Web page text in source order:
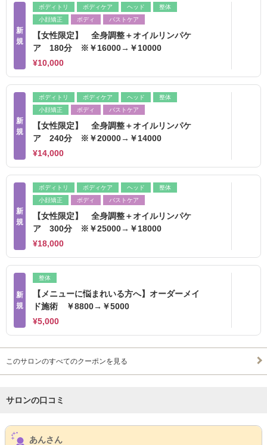
新
規
ボディトリ ボディケア ヘッド
整体
小顔矯正
ボディ バストケア
【女性限定】 全身調整＋オイルリンパケ
ア 180分 ※￥16000→￥10000
¥10,000
新
規
ボディトリ ボディケア ヘッド
整体
小顔矯正
ボディ バストケア
【女性限定】 全身調整＋オイルリンパケ
ア 240分 ※￥20000→￥14000
¥14,000
新
規
ボディトリ ボディケア ヘッド
整体
小顔矯正
ボディ バストケア
【女性限定】 全身調整＋オイルリンパケ
ア 300分 ※￥25000→￥18000
¥18,000
新
規
整体
【メニューに悩まれいる方へ】オーダーメイ
ド施術 ￥8800→￥5000
¥5,000
このサロンのすべてのクーポンを見る
サロンの口コミ
サロンPick Up
あんさん